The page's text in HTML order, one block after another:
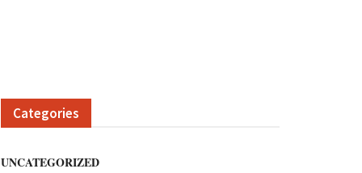
Categories
UNCATEGORIZED